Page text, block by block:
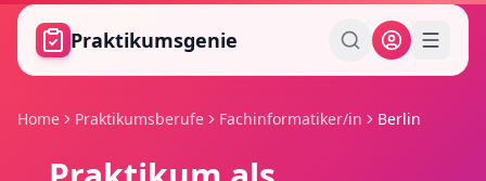
Zum Hauptinhalt springen
Praktikumsgenie
Home Praktikumsberufe Fachinformatiker/in Berlin